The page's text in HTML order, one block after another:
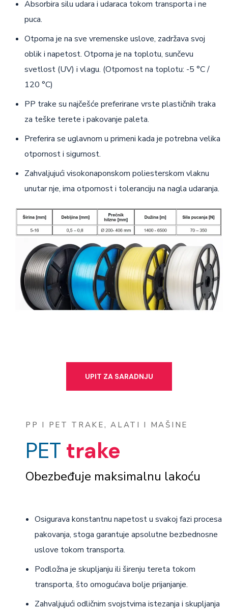
Absorbira silu udara i udaraca tokom transporta i ne
puca.
Otporna je na sve vremenske uslove, zadržava svoj
oblik i napetost. Otporna je na toplotu, sunčevu
svetlost (UV) i vlagu. (Otpornost na toplotu: -5 °C /
120 °C)
PP trake su najčešće preferirane vrste plastičnih traka
za teške terete i pakovanje paleta.
Preferira se uglavnom u primeni kada je potrebna velika
otpornost i sigurnost.
Zahvaljujući visokonaponskom poliesterskom vlaknu
unutar nje, ima otpornost i toleranciju na nagla udaranja.
UPIT ZA SARADNJU
PP I PET TRAKE, ALATI I MAŠINE
PET trake
Obezbeđuje maksimalnu lakoću
Osigurava konstantnu napetost u svakoj fazi procesa
pakovanja, stoga garantuje apsolutne bezbednosne
uslove tokom transporta.
Podložna je skupljanju ili širenju tereta tokom
transporta, što omogućava bolje prijanjanje.
Zahvaljujući odličnim svojstvima istezanja i skupljanja